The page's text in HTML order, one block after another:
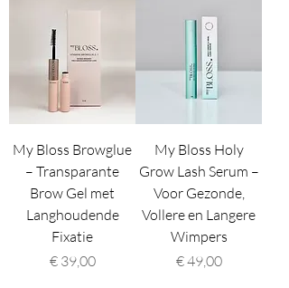
My Bloss Browglue
– Transparante
Brow Gel met
Langhoudende
Fixatie
Prijs
€ 39,00
My Bloss Holy
Grow Lash Serum –
Voor Gezonde,
Vollere en Langere
Wimpers
Prijs
€ 49,00